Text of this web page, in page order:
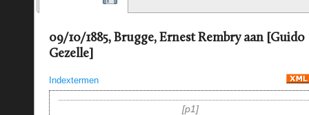
09/10/1885, Brugge, Ernest Rembry aan [Guido
Gezelle]
Indextermen
p1